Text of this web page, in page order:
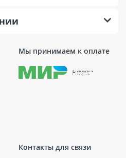
Мы принимаем к оплате
Контакты для связи